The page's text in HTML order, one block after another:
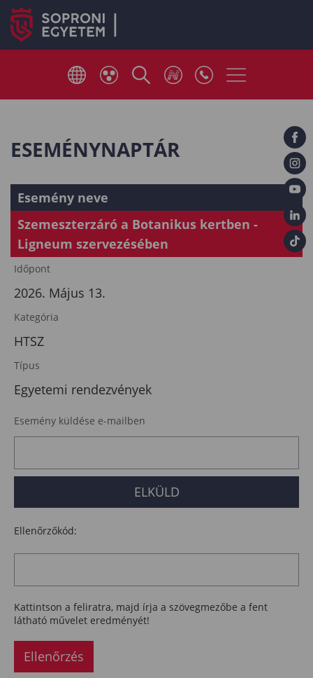
ESEMÉNYNAPTÁR
Esemény neve
Szemeszterzáró a Botanikus kertben -
Ligneum szervezésében
Időpont
2026. Május 13.
Kategória
HTSZ
Típus
Egyetemi rendezvények
Esemény küldése e-mailben
Ellenőrzőkód:
Kattintson a feliratra, majd írja a szövegmezőbe a fent
látható művelet eredményét!
Ellenőrzés